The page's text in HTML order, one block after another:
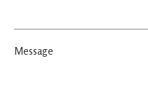
Message